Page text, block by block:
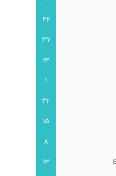
46
37
13
1
32
15
8
13